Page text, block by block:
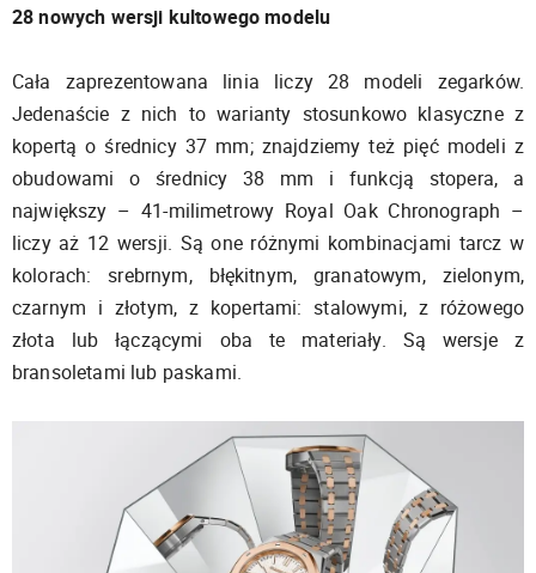
28 nowych wersji kultowego modelu
Cała zaprezentowana linia liczy 28 modeli zegarków.
Jedenaście z nich to warianty stosunkowo klasyczne z
kopertą o średnicy 37 mm; znajdziemy też pięć modeli z
obudowami o średnicy 38 mm i funkcją stopera, a
największy – 41-milimetrowy Royal Oak Chronograph –
liczy aż 12 wersji. Są one różnymi kombinacjami tarcz w
kolorach: srebrnym, błękitnym, granatowym, zielonym,
czarnym i złotym, z kopertami: stalowymi, z różowego
złota lub łączącymi oba te materiały. Są wersje z
bransoletami lub paskami.